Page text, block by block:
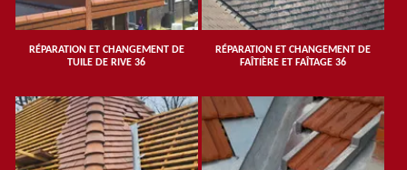
RÉPARATION ET CHANGEMENT DE
TUILE DE RIVE 36
RÉPARATION ET CHANGEMENT DE
FAÎTIÈRE ET FAÎTAGE 36